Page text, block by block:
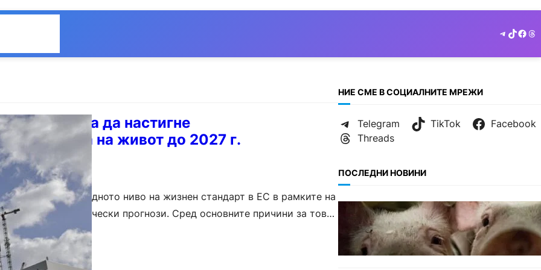
Telegram
TikTok
страната да настигне
нива на живот до 2027 г.
70% от средното ниво на жизнен стандарт в ЕС в рамките на
сочат икономически прогнози. Сред основните причини за това
стабилност…
НИЕ СМЕ В СОЦИАЛНИТЕ МРЕЖИ
Telegram TikTok
Facebook
Threads
ПОСЛЕДНИ НОВИНИ
БЪЛГАРИЯ
БАБХ регистрира огнище на
африканска чума по свинете в
стопанство край Варна